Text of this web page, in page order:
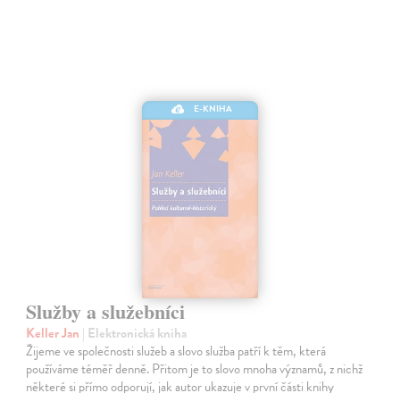
E-KNIHA
Služby a služebníci
Keller Jan | Elektronická kniha
Žijeme ve společnosti služeb a slovo služba patří k těm, která
používáme téměř denně. Přitom je to slovo mnoha významů, z nichž
některé si přímo odporují, jak autor ukazuje v první části knihy